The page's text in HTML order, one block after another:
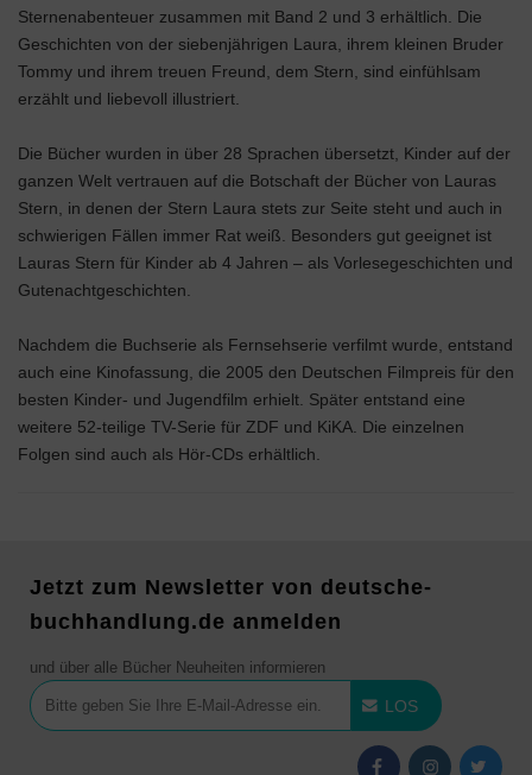
Sternenabenteuer zusammen mit Band 2 und 3 erhältlich. Die
Geschichten von der siebenjährigen Laura, ihrem kleinen Bruder
Tommy und ihrem treuen Freund, dem Stern, sind einfühlsam
erzählt und liebevoll illustriert.
Die Bücher wurden in über 28 Sprachen übersetzt, Kinder auf der
ganzen Welt vertrauen auf die Botschaft der Bücher von Lauras
Stern, in denen der Stern Laura stets zur Seite steht und auch in
schwierigen Fällen immer Rat weiß. Besonders gut geeignet ist
Lauras Stern für Kinder ab 4 Jahren – als Vorlesegeschichten und
Gutenachtgeschichten.
Nachdem die Buchserie als Fernsehserie verfilmt wurde, entstand
auch eine Kinofassung, die 2005 den Deutschen Filmpreis für den
besten Kinder- und Jugendfilm erhielt. Später entstand eine
weitere 52-teilige TV-Serie für ZDF und KiKA. Die einzelnen
Folgen sind auch als Hör-CDs erhältlich.
Jetzt zum Newsletter von deutsche-
buchhandlung.de anmelden
und über alle Bücher Neuheiten informieren
LOS